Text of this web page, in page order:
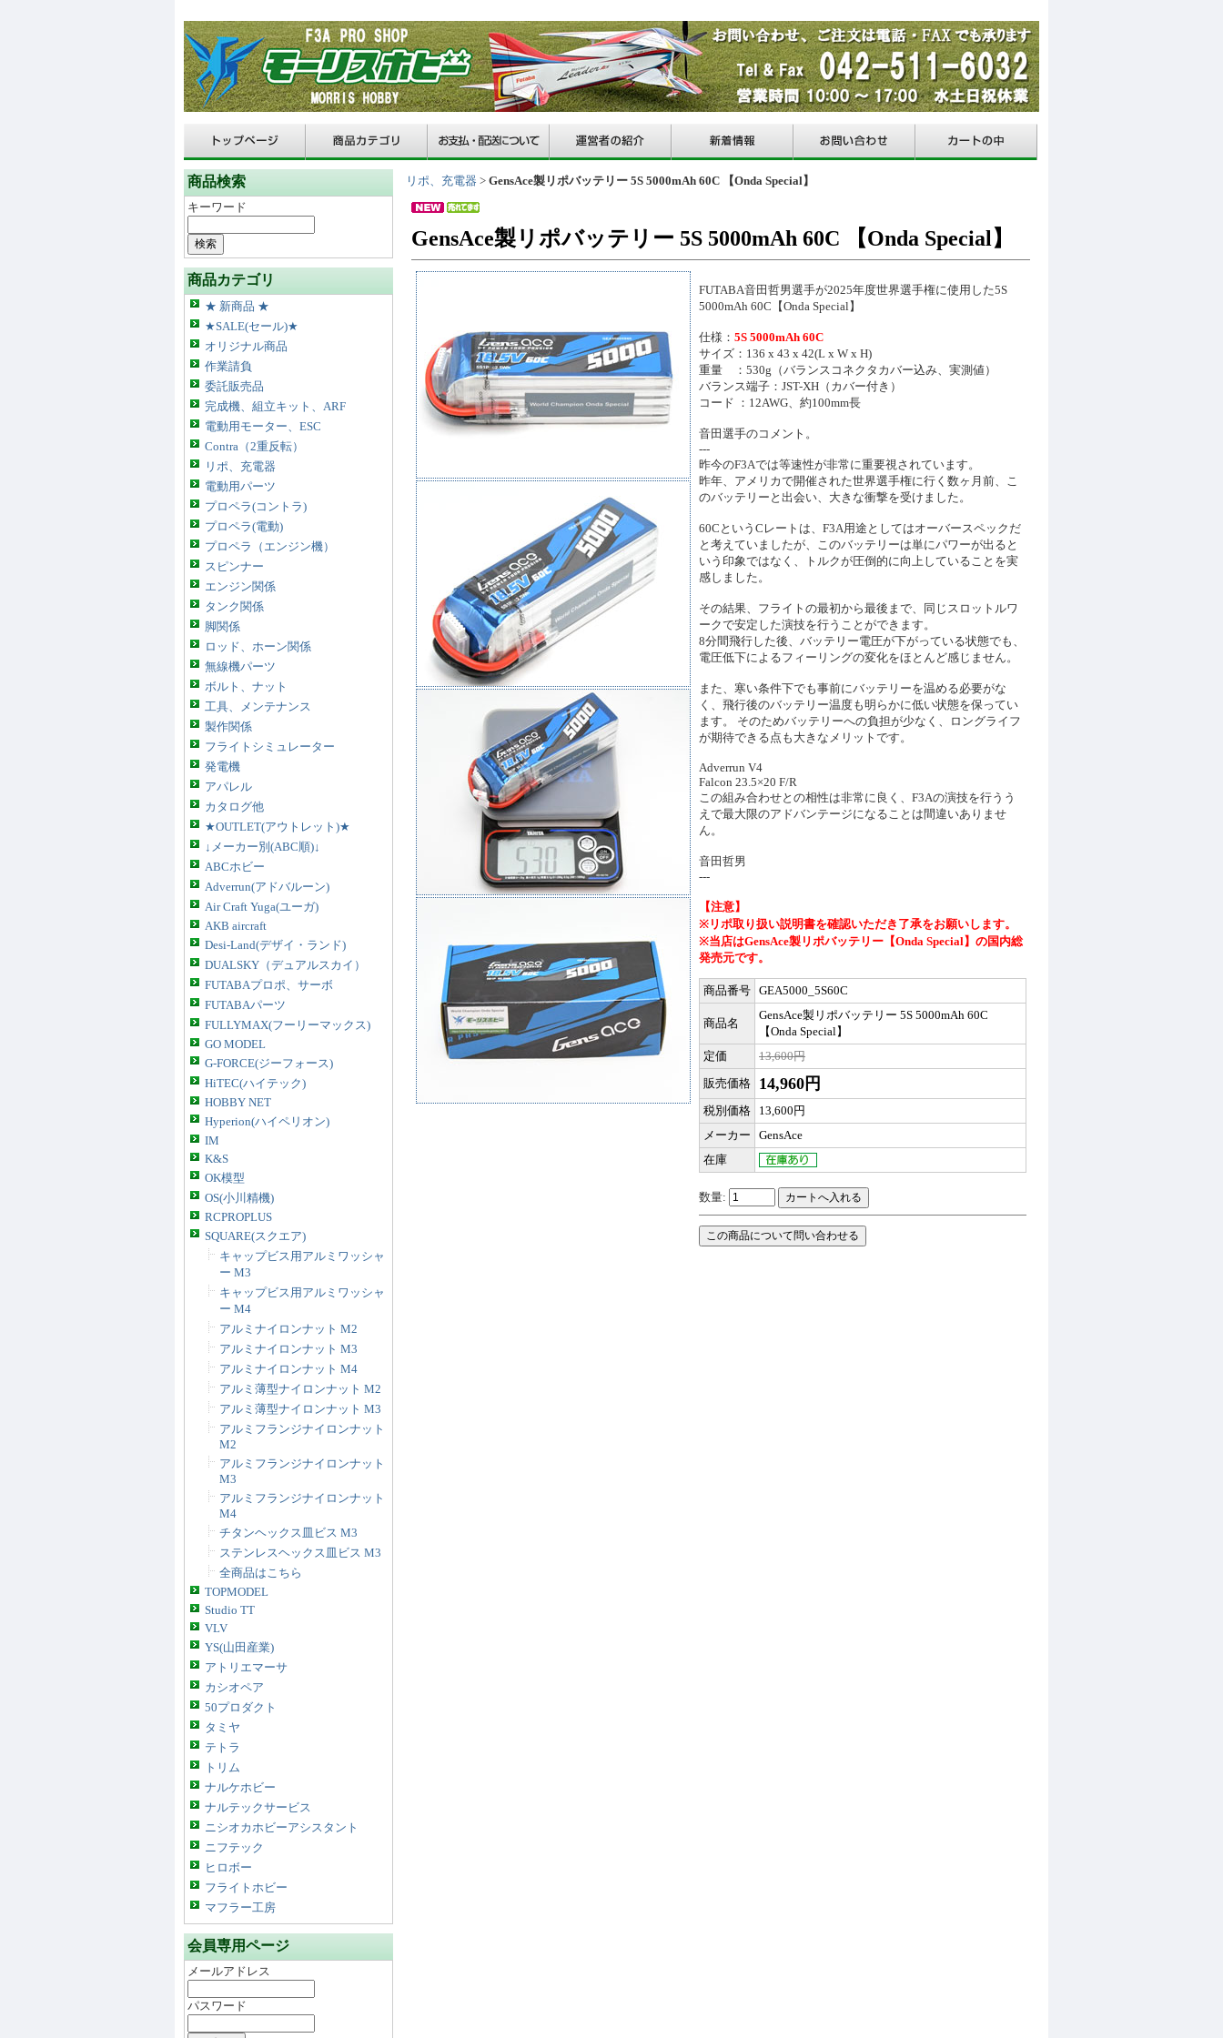
商品検索
キーワード
商品カテゴリ
★ 新商品 ★
★SALE(セール)★
オリジナル商品
作業請負
委託販売品
完成機、組立キット、ARF
電動用モーター、ESC
Contra（2重反転）
リポ、充電器
電動用パーツ
プロペラ(コントラ)
プロペラ(電動)
プロペラ（エンジン機）
スピンナー
エンジン関係
タンク関係
脚関係
ロッド、ホーン関係
無線機パーツ
ボルト、ナット
工具、メンテナンス
製作関係
フライトシミュレーター
発電機
アパレル
カタログ他
★OUTLET(アウトレット)★
↓メーカー別(ABC順)↓
ABCホビー
Adverrun(アドバルーン)
Air Craft Yuga(ユーガ)
AKB aircraft
Desi-Land(デザイ・ランド)
DUALSKY（デュアルスカイ）
FUTABAプロポ、サーボ
FUTABAパーツ
FULLYMAX(フーリーマックス)
GO MODEL
G-FORCE(ジーフォース)
HiTEC(ハイテック)
HOBBY NET
Hyperion(ハイペリオン)
IM
K&S
OK模型
OS(小川精機)
RCPROPLUS
SQUARE(スクエア)
キャップビス用アルミワッシャ
ー M3
キャップビス用アルミワッシャ
ー M4
アルミナイロンナット M2
アルミナイロンナット M3
アルミナイロンナット M4
アルミ薄型ナイロンナット M2
アルミ薄型ナイロンナット M3
アルミフランジナイロンナット
M2
アルミフランジナイロンナット
M3
アルミフランジナイロンナット
M4
チタンヘックス皿ビス M3
ステンレスヘックス皿ビス M3
全商品はこちら
TOPMODEL
Studio TT
VLV
YS(山田産業)
アトリエマーサ
カシオペア
50プロダクト
タミヤ
テトラ
トリム
ナルケホビー
ナルテックサービス
ニシオカホビーアシスタント
ニフテック
ヒロボー
フライトホビー
マフラー工房
会員専用ページ
メールアドレス
パスワード
リポ、充電器 > GensAce製リポバッテリー 5S 5000mAh 60C 【Onda Special】
GensAce製リポバッテリー 5S 5000mAh 60C 【Onda Special】
FUTABA音田哲男選手が2025年度世界選手権に使用した5S
5000mAh 60C【Onda Special】
仕様： 5S 5000mAh 60C
サイズ：136 x 43 x 42(L x W x H)
重量 ：530g（バランスコネクタカバー込み、実測値）
バランス端子：JST-XH（カバー付き）
コード ：12AWG、約100mm長
音田選手のコメント。
---
昨今のF3Aでは等速性が非常に重要視されています。
昨年、アメリカで開催された世界選手権に行く数ヶ月前、こ
のバッテリーと出会い、大きな衝撃を受けました。
60CというCレートは、F3A用途としてはオーバースペックだ
と考えていましたが、このバッテリーは単にパワーが出ると
いう印象ではなく、トルクが圧倒的に向上していることを実
感しました。
その結果、フライトの最初から最後まで、同じスロットルワ
ークで安定した演技を行うことができます。
8分間飛行した後、バッテリー電圧が下がっている状態でも、
電圧低下によるフィーリングの変化をほとんど感じません。
また、寒い条件下でも事前にバッテリーを温める必要がな
く、飛行後のバッテリー温度も明らかに低い状態を保ってい
ます。 そのためバッテリーへの負担が少なく、ロングライフ
が期待できる点も大きなメリットです。
Adverrun V4
Falcon 23.5×20 F/R
この組み合わせとの相性は非常に良く、F3Aの演技を行うう
えで最大限のアドバンテージになることは間違いありませ
ん。
音田哲男
---
【注意】
※ リポ取り扱い説明書を確認いただき了承をお願いします。
※当店はGensAce製リポバッテリー【Onda Special】の国内総
発売元です。
商品番号 GEA5000_5S60C
商品名
GensAce製リポバッテリー 5S 5000mAh 60C
【Onda Special】
定価
13,600円
販売価格
14,960円
税別価格
13,600円
メーカー
GensAce
在庫
数量: